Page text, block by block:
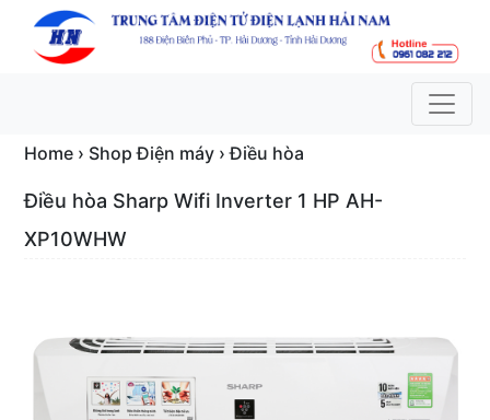
Home › Shop Điện máy › Điều hòa
Điều hòa Sharp Wifi Inverter 1 HP AH-
XP10WHW